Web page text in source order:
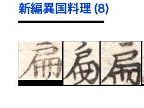
新編異国料理 (8)